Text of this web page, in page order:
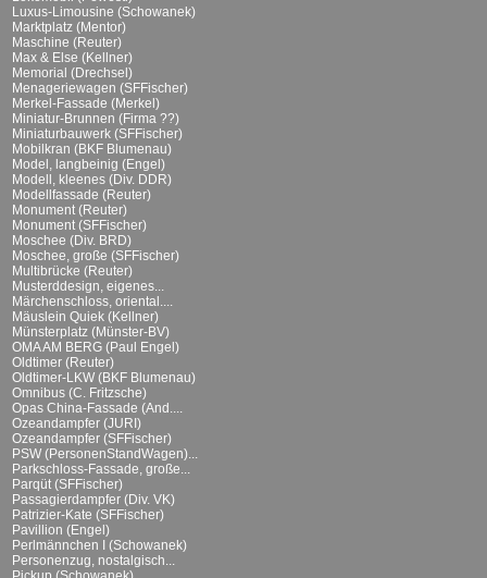
Luxus-Limousine (Schowanek)
Marktplatz (Mentor)
Maschine (Reuter)
Max & Else (Kellner)
Memorial (Drechsel)
Menageriewagen (SFFischer)
Merkel-Fassade (Merkel)
Miniatur-Brunnen (Firma ??)
Miniaturbauwerk (SFFischer)
Mobilkran (BKF Blumenau)
Model, langbeinig (Engel)
Modell, kleenes (Div. DDR)
Modellfassade (Reuter)
Monument (Reuter)
Monument (SFFischer)
Moschee (Div. BRD)
Moschee, große (SFFischer)
Multibrücke (Reuter)
Musterddesign, eigenes...
Märchenschloss, oriental....
Mäuslein Quiek (Kellner)
Münsterplatz (Münster-BV)
OMA AM BERG (Paul Engel)
Oldtimer (Reuter)
Oldtimer-LKW (BKF Blumenau)
Omnibus (C. Fritzsche)
Opas China-Fassade (And....
Ozeandampfer (JURI)
Ozeandampfer (SFFischer)
PSW (PersonenStandWagen)...
Parkschloss-Fassade, große...
Parqüt (SFFischer)
Passagierdampfer (Div. VK)
Patrizier-Kate (SFFischer)
Pavillion (Engel)
Perlmännchen I (Schowanek)
Personenzug, nostalgisch...